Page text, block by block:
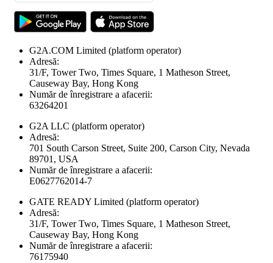
G2A.COM Limited (platform operator)
Adresă:
31/F, Tower Two, Times Square, 1 Matheson Street,
Causeway Bay, Hong Kong
Număr de înregistrare a afacerii:
63264201
G2A LLC (platform operator)
Adresă:
701 South Carson Street, Suite 200, Carson City, Nevada
89701, USA
Număr de înregistrare a afacerii:
E0627762014-7
GATE READY Limited (platform operator)
Adresă:
31/F, Tower Two, Times Square, 1 Matheson Street,
Causeway Bay, Hong Kong
Număr de înregistrare a afacerii:
76175940